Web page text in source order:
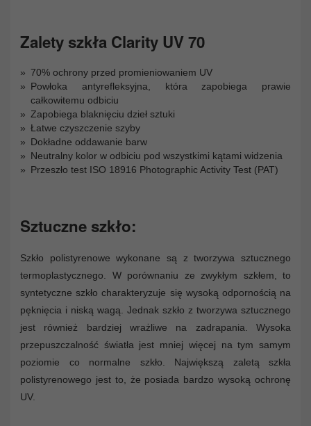
Zalety szkła Clarity UV 70
70% ochrony przed promieniowaniem UV
Powłoka antyrefleksyjna, która zapobiega prawie
całkowitemu odbiciu
Zapobiega blaknięciu dzieł sztuki
Łatwe czyszczenie szyby
Dokładne oddawanie barw
Neutralny kolor w odbiciu pod wszystkimi kątami widzenia
Przeszło test ISO 18916 Photographic Activity Test (PAT)
Sztuczne szkło:
Szkło polistyrenowe wykonane są z tworzywa sztucznego
termoplastycznego. W porównaniu ze zwykłym szkłem, to
syntetyczne szkło charakteryzuje się wysoką odpornością na
pęknięcia i niską wagą. Jednak szkło z tworzywa sztucznego
jest również bardziej wrażliwe na zadrapania. Wysoka
przepuszczalność światła jest mniej więcej na tym samym
poziomie co normalne szkło. Największą zaletą szkła
polistyrenowego jest to, że posiada bardzo wysoką ochronę
UV.